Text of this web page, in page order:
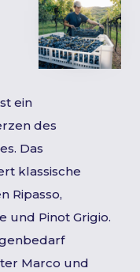
ein
des
Das
klassische
Ripasso,
und Pinot Grigio.
Marco und